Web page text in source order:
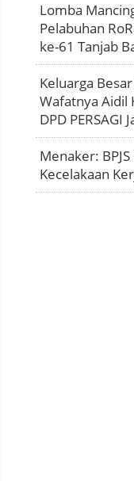
Lomba
Pelabuhan
ke-61 Tanjab
Keluarga
Wafatnya Aidil
DPD PERSAGI
Menaker:
Kecelakaan